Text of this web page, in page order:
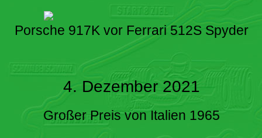
Porsche 917K vor Ferrari 512S Spyder
4. Dezember 2021
Großer Preis von Italien 1965